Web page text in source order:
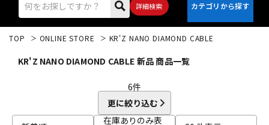
詳細検索
TOP ONLINE STORE KR'Z NANO DIAMOND CABLE
KR'Z NANO DIAMOND CABLE 新品 商品一覧
6件
更に絞り込む
在庫ありのみ表